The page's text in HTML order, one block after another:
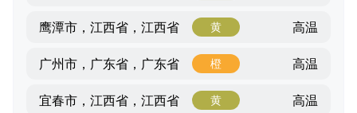
鹰潭市，江西省，江西省 黄 高温
广州市，广东省，广东省 橙 高温
宜春市，江西省，江西省 黄 高温